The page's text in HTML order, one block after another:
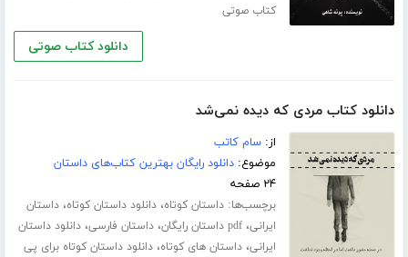
کتاب صوتی
دانلود کتاب صوتی
دانلود کتاب مردی که دیده نمی‌شد
از:سام کاتب
موضوع:دانلود رایگان بهترین کتاب‌های داستان
۲۴ صفحه
برچسب‌ها:داستان کوتاه،دانلود داستان کوتاه،داستان
ایرانی،pdf داستان رایگان ،داستان فارسی،دانلود داستان
ایرانی،داستان های کوتاه،دانلود داستان کوتاه برای پی